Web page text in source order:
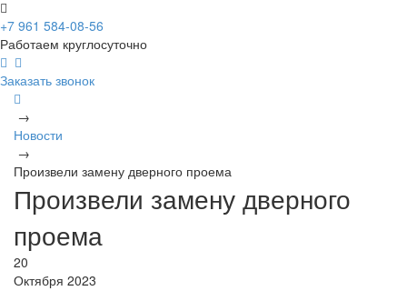
+7 961 584-08-56
Работаем круглосуточно
Заказать звонок
→
Новости
→
Произвели замену дверного проема
Произвели замену дверного
проема
20
Октября 2023